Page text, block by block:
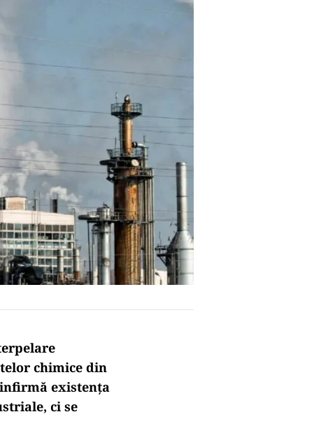
chimice din
existența
ci se